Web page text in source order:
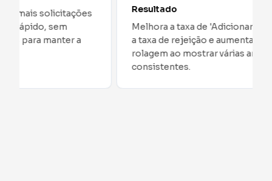
Resultado
Melhora a taxa de 'Adicionar ao carrinho', reduz
a taxa de rejeição e aumenta o tempo de
rolagem ao mostrar várias ambientações